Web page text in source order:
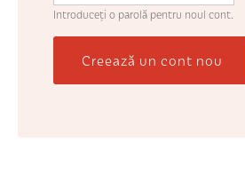
Introduceţi o parolă pentru noul cont.
Creează un cont nou